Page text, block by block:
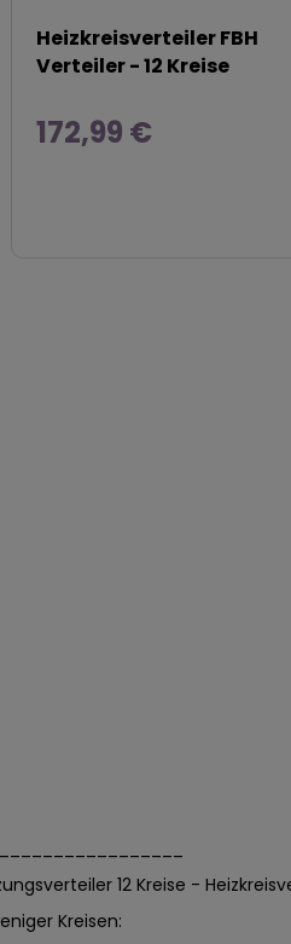
Heizkreisverteiler FBH
Verteiler - 12 Kreise
172,99 €
12 Kreise -
Kreisen: